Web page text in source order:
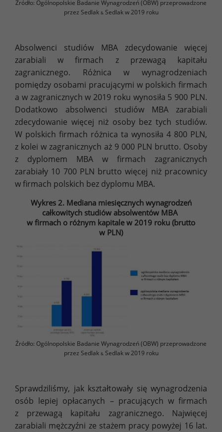
Źródło: Ogólnopolskie Badanie Wynagrodzeń (OBW) przeprowadzone
przez Sedlak &Sedlak w 2019 roku
Absolwenci studiów MBA zdecydowanie więcej
zarabiali w firmach z przewagą kapitału
zagranicznego. Różnica w wynagrodzeniach
pomiędzy osobami pracującymi w polskich firmach
a w zagranicznych w 2019 roku wynosiła 5 900 PLN.
Dodatkowo absolwenci studiów MBA zarabiali
zdecydowanie więcej niż osoby bez tych studiów.
W polskich firmach różnica ta wynosiła 4 800 PLN,
z kolei w zagranicznych aż 9 000 PLN brutto. Osoby
z dyplomem MBA w firmach zagranicznych
zarabiały 10 700 PLN brutto więcej niż pracownicy
w firmach polskich bez dyplomu MBA.
Wykres 2. Mediana miesięcznych wynagrodzeń
całkowitych studiów absolwentów MBA
w firmach o różnym kapitale w 2019 roku (brutto
w PLN)
Źródło: Ogólnopolskie Badanie Wynagrodzeń (OBW) przeprowadzone
przez Sedlak &Sedlak w 2019 roku
Sprawdziliśmy, jak kształtowały się wynagrodzenia
osób lepiej opłacanych – pracujących w firmach
z przewagą kapitału zagranicznego. Najwięcej
zarabiali mężczyźni ze stażem pracy powyżej 16 lat.